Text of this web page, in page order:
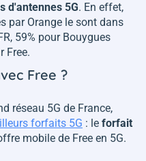
d'antennes 5G. En effet,
par Orange le sont dans
59% pour Bouygues
Free.
Free ?
réseau 5G de France,
forfaits 5G : le forfait
mobile de Free en 5G.